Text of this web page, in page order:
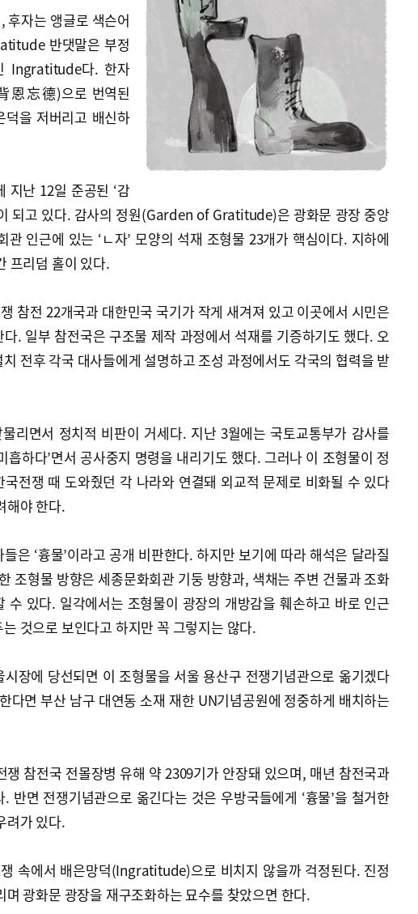
후자는 앵글로 색슨어
반댓말은 부정
Ingratitude다. 한자
恩忘德)으로 번역된
덕을 저버리고 배신하
지난 12일 준공된 ‘감
되고 있다. 감사의 정원(Garden of Gratitude)은 광화문 광장 중앙
관 인근에 있는 ‘ㄴ자’ 모양의 석재 조형물 23개가 핵심이다. 지하에
프리덤 홀이 있다.
참전 22개국과 대한민국 국기가 작게 새겨져 있고 이곳에서 시민은
. 일부 참전국은 구조물 제작 과정에서 석재를 기증하기도 했다. 오
전후 각국 대사들에게 설명하고 조성 과정에서도 각국의 협력을 받
리면서 정치적 비판이 거세다. 지난 3월에는 국토교통부가 감사를
흡하다’면서 공사중지 명령을 내리기도 했다. 그러나 이 조형물이 정
국전쟁 때 도와줬던 각 나라와 연결돼 외교적 문제로 비화될 수 있다
해야 한다.
은 ‘흉물’이라고 공개 비판한다. 하지만 보기에 따라 해석은 달라질
조형물 방향은 세종문화회관 기둥 방향과, 색채는 주변 건물과 조화
수 있다. 일각에서는 조형물이 광장의 개방감을 훼손하고 바로 인근
것으로 보인다고 하지만 꼭 그렇지는 않다.
시장에 당선되면 이 조형물을 서울 용산구 전쟁기념관으로 옮기겠다
다면 부산 남구 대연동 소재 재한 UN기념공원에 정중하게 배치하는
쟁 참전국 전몰장병 유해 약 2309기가 안장돼 있으며, 매년 참전국과
반면 전쟁기념관으로 옮긴다는 것은 우방국들에게 ‘흉물’을 철거한
려가 있다.
쟁 속에서 배은망덕(Ingratitude)으로 비치지 않을까 걱정된다. 진정
며 광화문 광장을 재구조화하는 묘수를 찾았으면 한다.